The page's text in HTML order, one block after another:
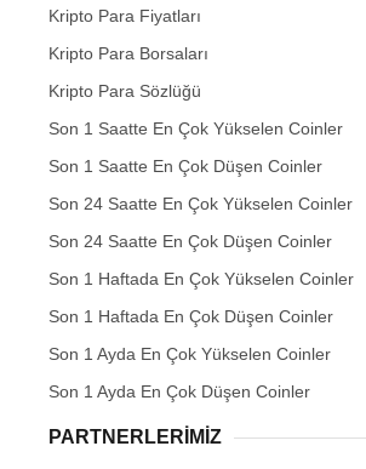
Kripto Para Fiyatları
Kripto Para Borsaları
Kripto Para Sözlüğü
Son 1 Saatte En Çok Yükselen Coinler
Son 1 Saatte En Çok Düşen Coinler
Son 24 Saatte En Çok Yükselen Coinler
Son 24 Saatte En Çok Düşen Coinler
Son 1 Haftada En Çok Yükselen Coinler
Son 1 Haftada En Çok Düşen Coinler
Son 1 Ayda En Çok Yükselen Coinler
Son 1 Ayda En Çok Düşen Coinler
PARTNERLERIMIZ